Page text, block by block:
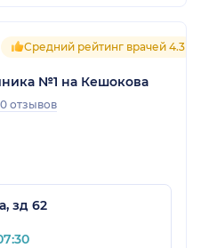
Средний рейтинг врачей 4.3
№1 на Кешокова
отзывов
зд 62